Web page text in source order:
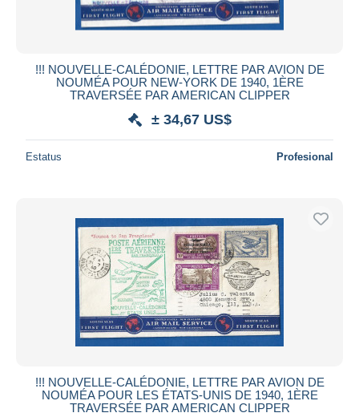
!!! NOUVELLE-CALÉDONIE, LETTRE PAR AVION DE
NOUMÉA POUR NEW-YORK DE 1940, 1ÈRE
TRAVERSÉE PAR AMERICAN CLIPPER
± 34,67 US$
Estatus Profesional
!!! NOUVELLE-CALÉDONIE, LETTRE PAR AVION DE
NOUMÉA POUR LES ÉTATS-UNIS DE 1940, 1ÈRE
TRAVERSÉE PAR AMERICAN CLIPPER